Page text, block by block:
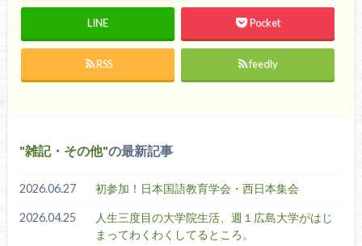
LINE Pocket
RSS feedly
雑記・その他 の最新記事
2026.06.27 初参加！日本国語教育学会・西日本集会
2026.04.25
人生三度目の大学院生活、週１広島大学がはじ
まってわくわくしてるところ。